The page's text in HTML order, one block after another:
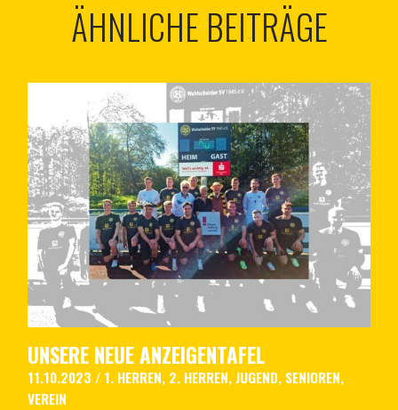
ÄHNLICHE BEITRÄGE
UNSERE NEUE ANZEIGENTAFEL
11.10.2023 / 1. HERREN, 2. HERREN,JUGEND, SENIOREN,
VEREIN